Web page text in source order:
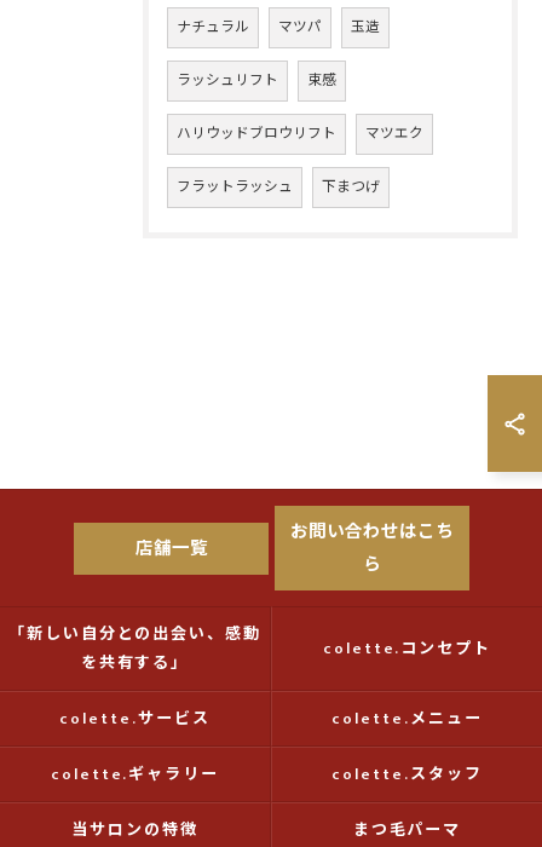
ナチュラル マツパ 玉造
ラッシュリフト 束感
ハリウッドブロウリフト マツエク
フラットラッシュ 下まつげ
店舗一覧
お問い合わせはこち
ら
「新しい自分との出会い、感動
を共有する」
colette.コンセプト
colette.サービス colette.メニュー
colette.ギャラリー colette.スタッフ
当サロンの特徴 まつ毛パーマ